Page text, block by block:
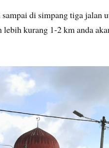
sampai di simpang tiga jalan
kurang 1-2 km anda